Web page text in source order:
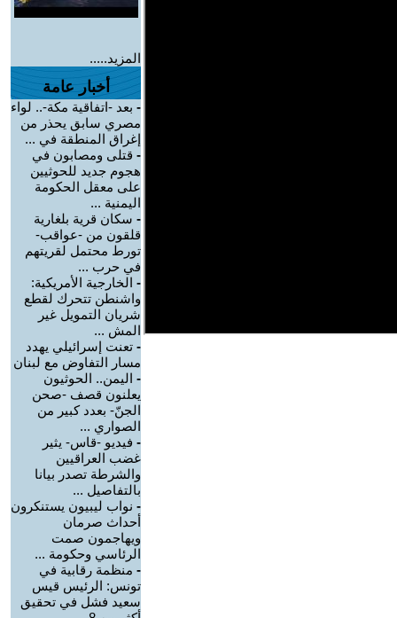
المزيد.....
أخبار عامة
- بعد -اتفاقية مكة-.. لواء
مصري سابق يحذر من
إغراق المنطقة في ...
- قتلى ومصابون في
هجوم جديد للحوثيين
على معقل الحكومة
اليمنية ...
- سكان قرية بلغارية
قلقون من -عواقب-
تورط محتمل لقريتهم
في حرب ...
- الخارجية الأمريكية:
واشنطن تتحرك لقطع
شريان التمويل غير
المش ...
- تعنت إسرائيلي يهدد
مسار التفاوض مع لبنان
- اليمن.. الحوثيون
يعلنون قصف -صحن
الجنّ- بعدد كبير من
الصواري ...
- فيديو -قاس- يثير
غضب العراقيين
والشرطة تصدر بيانا
بالتفاصيل ...
- نواب ليبيون يستنكرون
أحداث صرمان
ويهاجمون صمت
الرئاسي وحكومة ...
- منظمة رقابية في
تونس: الرئيس قيس
سعيد فشل في تحقيق